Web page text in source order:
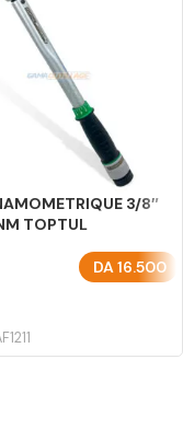
3/8″
TOPTUL
DA16.500